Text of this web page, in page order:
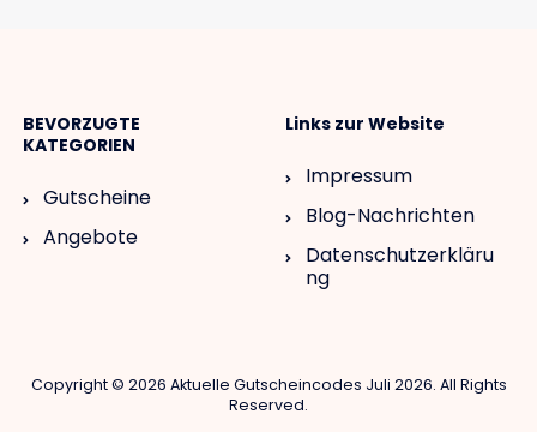
BEVORZUGTE
KATEGORIEN
Gutscheine
Angebote
Links zur Website
Impressum
Blog-Nachrichten
Datenschutzerkläru
ng
Copyright © 2026 Aktuelle Gutscheincodes Juli 2026. All Rights
Reserved.